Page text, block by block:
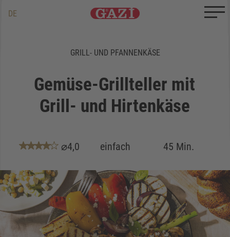
DE
GRILL- UND PFANNENKÄSE
Gemüse-Grillteller mit
Grill- und Hirtenkäse
⌀4,0 einfach 45 Min.